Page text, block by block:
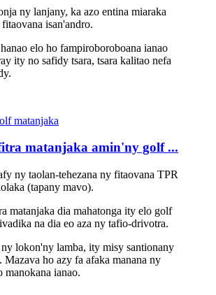
ny lanjany, ka azo entina miaraka
isan'andro.
elo ho fampiroboroboana ianao
ity no safidy tsara, tsara kalitao nefa
matanjaka amin'ny golf ...
ny taolan-tehezana ny fitaovana TPR
(tapany mavo).
matanjaka dia mahatonga ity elo golf
na dia eo aza ny tafio-drivotra.
lokon'ny lamba, ity misy santionany
Mazava ho azy fa afaka manana ny
manokana ianao.